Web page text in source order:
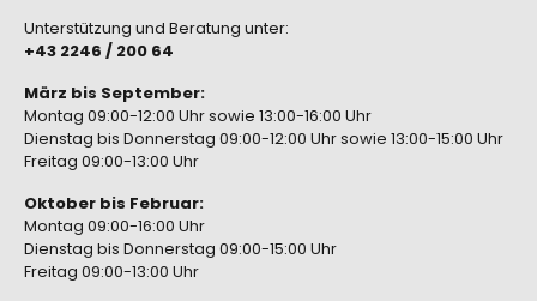
Unterstützung und Beratung unter:
+43 2246 / 200 64
März bis September:
Montag 09:00-12:00 Uhr sowie 13:00-16:00 Uhr
Dienstag bis Donnerstag 09:00-12:00 Uhr sowie 13:00-15:00 Uhr
Freitag 09:00-13:00 Uhr
Oktober bis Februar:
Montag 09:00-16:00 Uhr
Dienstag bis Donnerstag 09:00-15:00 Uhr
Freitag 09:00-13:00 Uhr